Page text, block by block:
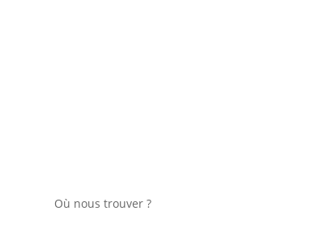
Où nous trouver ?